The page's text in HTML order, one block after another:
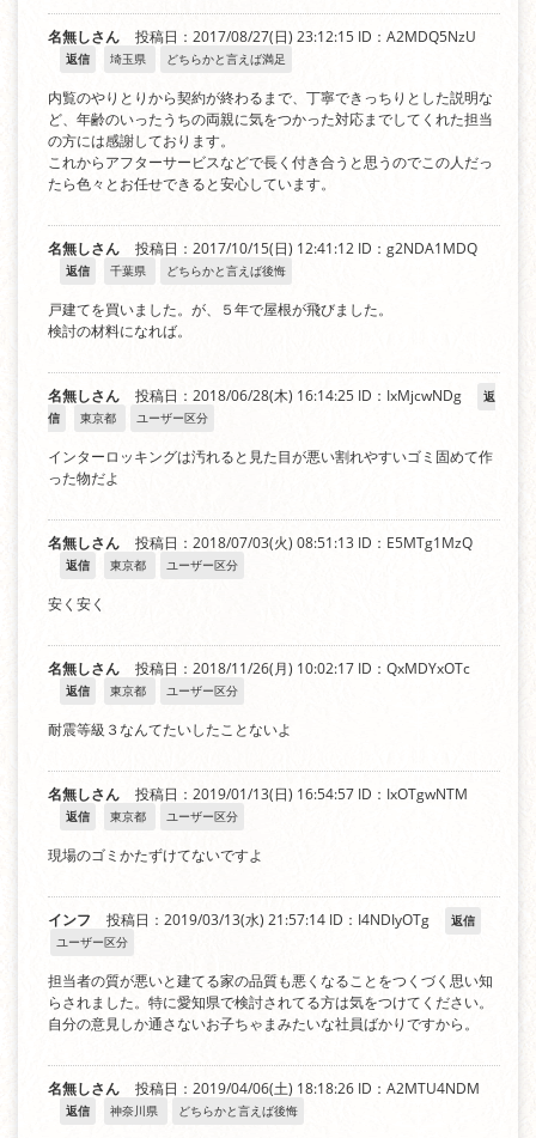
名無しさん 投稿日：2017/08/27(日) 23:12:15 ID：A2MDQ5NzU
返信 埼玉県 どちらかと言えば満足
内覧のやりとりから契約が終わるまで、丁寧できっちりとした説明な
ど、年齢のいったうちの両親に気をつかった対応までしてくれた担当
の方には感謝しております。
これからアフターサービスなどで長く付き合うと思うのでこの人だっ
たら色々とお任せできると安心しています。
名無しさん 投稿日：2017/10/15(日) 12:41:12 ID：g2NDA1MDQ
返信 千葉県 どちらかと言えば後悔
戸建てを買いました。が、５年で屋根が飛びました。
検討の材料になれば。
名無しさん 投稿日：2018/06/28(木) 16:14:25 ID：IxMjcwNDg
返
信
東京都 ユーザー区分
インターロッキングは汚れると見た目が悪い割れやすいゴミ固めて作
った物だよ
名無しさん 投稿日：2018/07/03(火) 08:51:13 ID：E5MTg1MzQ
返信 東京都 ユーザー区分
安く安く
名無しさん 投稿日：2018/11/26(月) 10:02:17 ID：QxMDYxOTc
返信 東京都 ユーザー区分
耐震等級３なんてたいしたことないよ
名無しさん 投稿日：2019/01/13(日) 16:54:57 ID：IxOTgwNTM
返信 東京都 ユーザー区分
現場のゴミかたずけてないですよ
インフ 投稿日：2019/03/13(水) 21:57:14 ID：I4NDIyOTg
返信
ユーザー区分
担当者の質が悪いと建てる家の品質も悪くなることをつくづく思い知
らされました。特に愛知県で検討されてる方は気をつけてください。
自分の意見しか通さないお子ちゃまみたいな社員ばかりですから。
名無しさん 投稿日：2019/04/06(土) 18:18:26 ID：A2MTU4NDM
返信 神奈川県 どちらかと言えば後悔